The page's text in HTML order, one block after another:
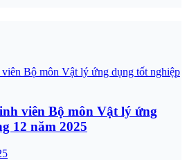
viên Bộ môn Vật lý ứng
12 năm 2025